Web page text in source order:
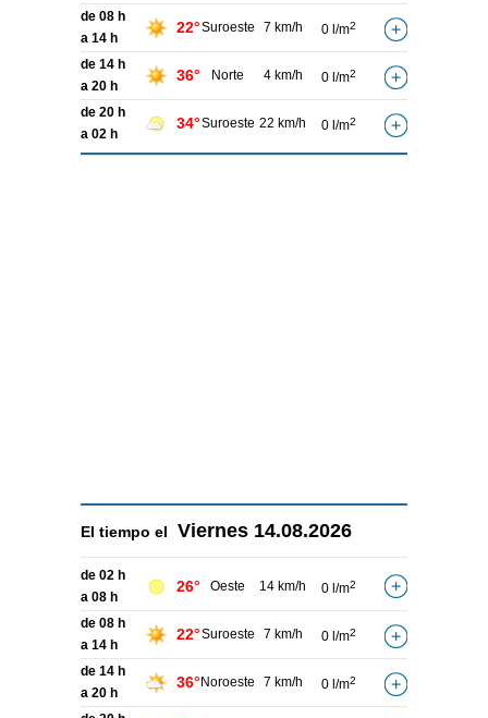
de 08 h
a 14 h
22°Suroeste 7 km/h 0 l/m2
de 14 h
a 20 h
36° Norte 4 km/h 0 l/m2
de 20 h
a 02 h
34°Suroeste 22 km/h 0 l/m2
El tiempo el Viernes 14.08.2026
de 02 h
a 08 h
26° Oeste 14 km/h 0 l/m2
de 08 h
a 14 h
22°Suroeste 7 km/h 0 l/m2
de 14 h
a 20 h
36° Noroeste 7 km/h 0 l/m2